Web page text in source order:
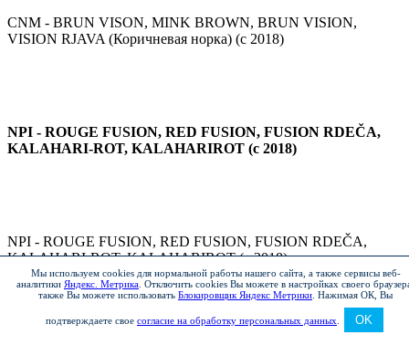
CNM - BRUN VISON, MINK BROWN, BRUN VISION,
VISION RJAVA (Коричневая норка) (с 2018)
NPI - ROUGE FUSION, RED FUSION, FUSION RDEČA,
KALAHARI-ROT, KALAHARIROT (с 2018)
NPI - ROUGE FUSION, RED FUSION, FUSION RDEČA,
KALAHARI-ROT, KALAHARIROT (с 2018)
Мы используем cookies для нормальной работы нашего сайта, а также сервисы веб-
аналитики Яндекс. Метрика Отключить cookies Вы можете в настройках своего
также Вы можете использовать Блокировщик Яндекс Метрики Нажимая ОК, Вы
подтверждаете свое согласие на обработку персональных данных OK